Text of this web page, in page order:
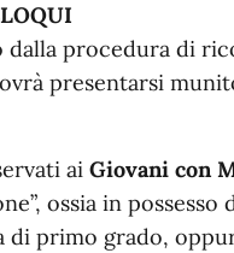
procedura di
presentarsi
ai Giovani con
ossia in
primo grado,